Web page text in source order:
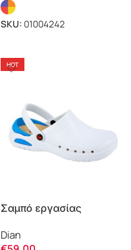
SKU: 01004242
HOT
Σαμπό εργασίας
anatomic
Dian